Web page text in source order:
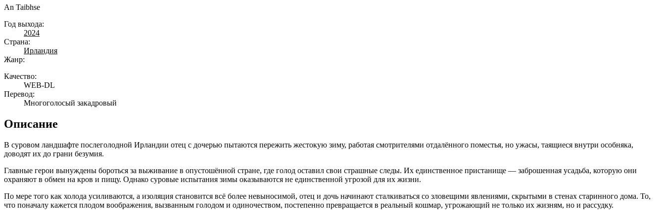
An Taibhse
Год выхода:
2024
Страна:
Ирландия
Жанр:
Качество:
WEB-DL
Перевод:
Многоголосый закадровый
Описание
В суровом ландшафте послеголодной Ирландии отец с дочерью пытаются пережить жестокую зиму, работая смотрителями отдалённого поместья, но ужасы, таящиеся внутри особняка,
доводят их до грани безумия.
Главные герои вынуждены бороться за выживание в опустошённой стране, где голод оставил свои страшные следы. Их единственное пристанище — заброшенная усадьба, которую они
охраняют в обмен на кров и пищу. Однако суровые испытания зимы оказываются не единственной угрозой для их жизни.
По мере того как холода усиливаются, а изоляция становится всё более невыносимой, отец и дочь начинают сталкиваться со зловещими явлениями, скрытыми в стенах старинного дома. То,
что поначалу кажется плодом воображения, вызванным голодом и одиночеством, постепенно превращается в реальный кошмар, угрожающий не только их жизням, но и рассудку.